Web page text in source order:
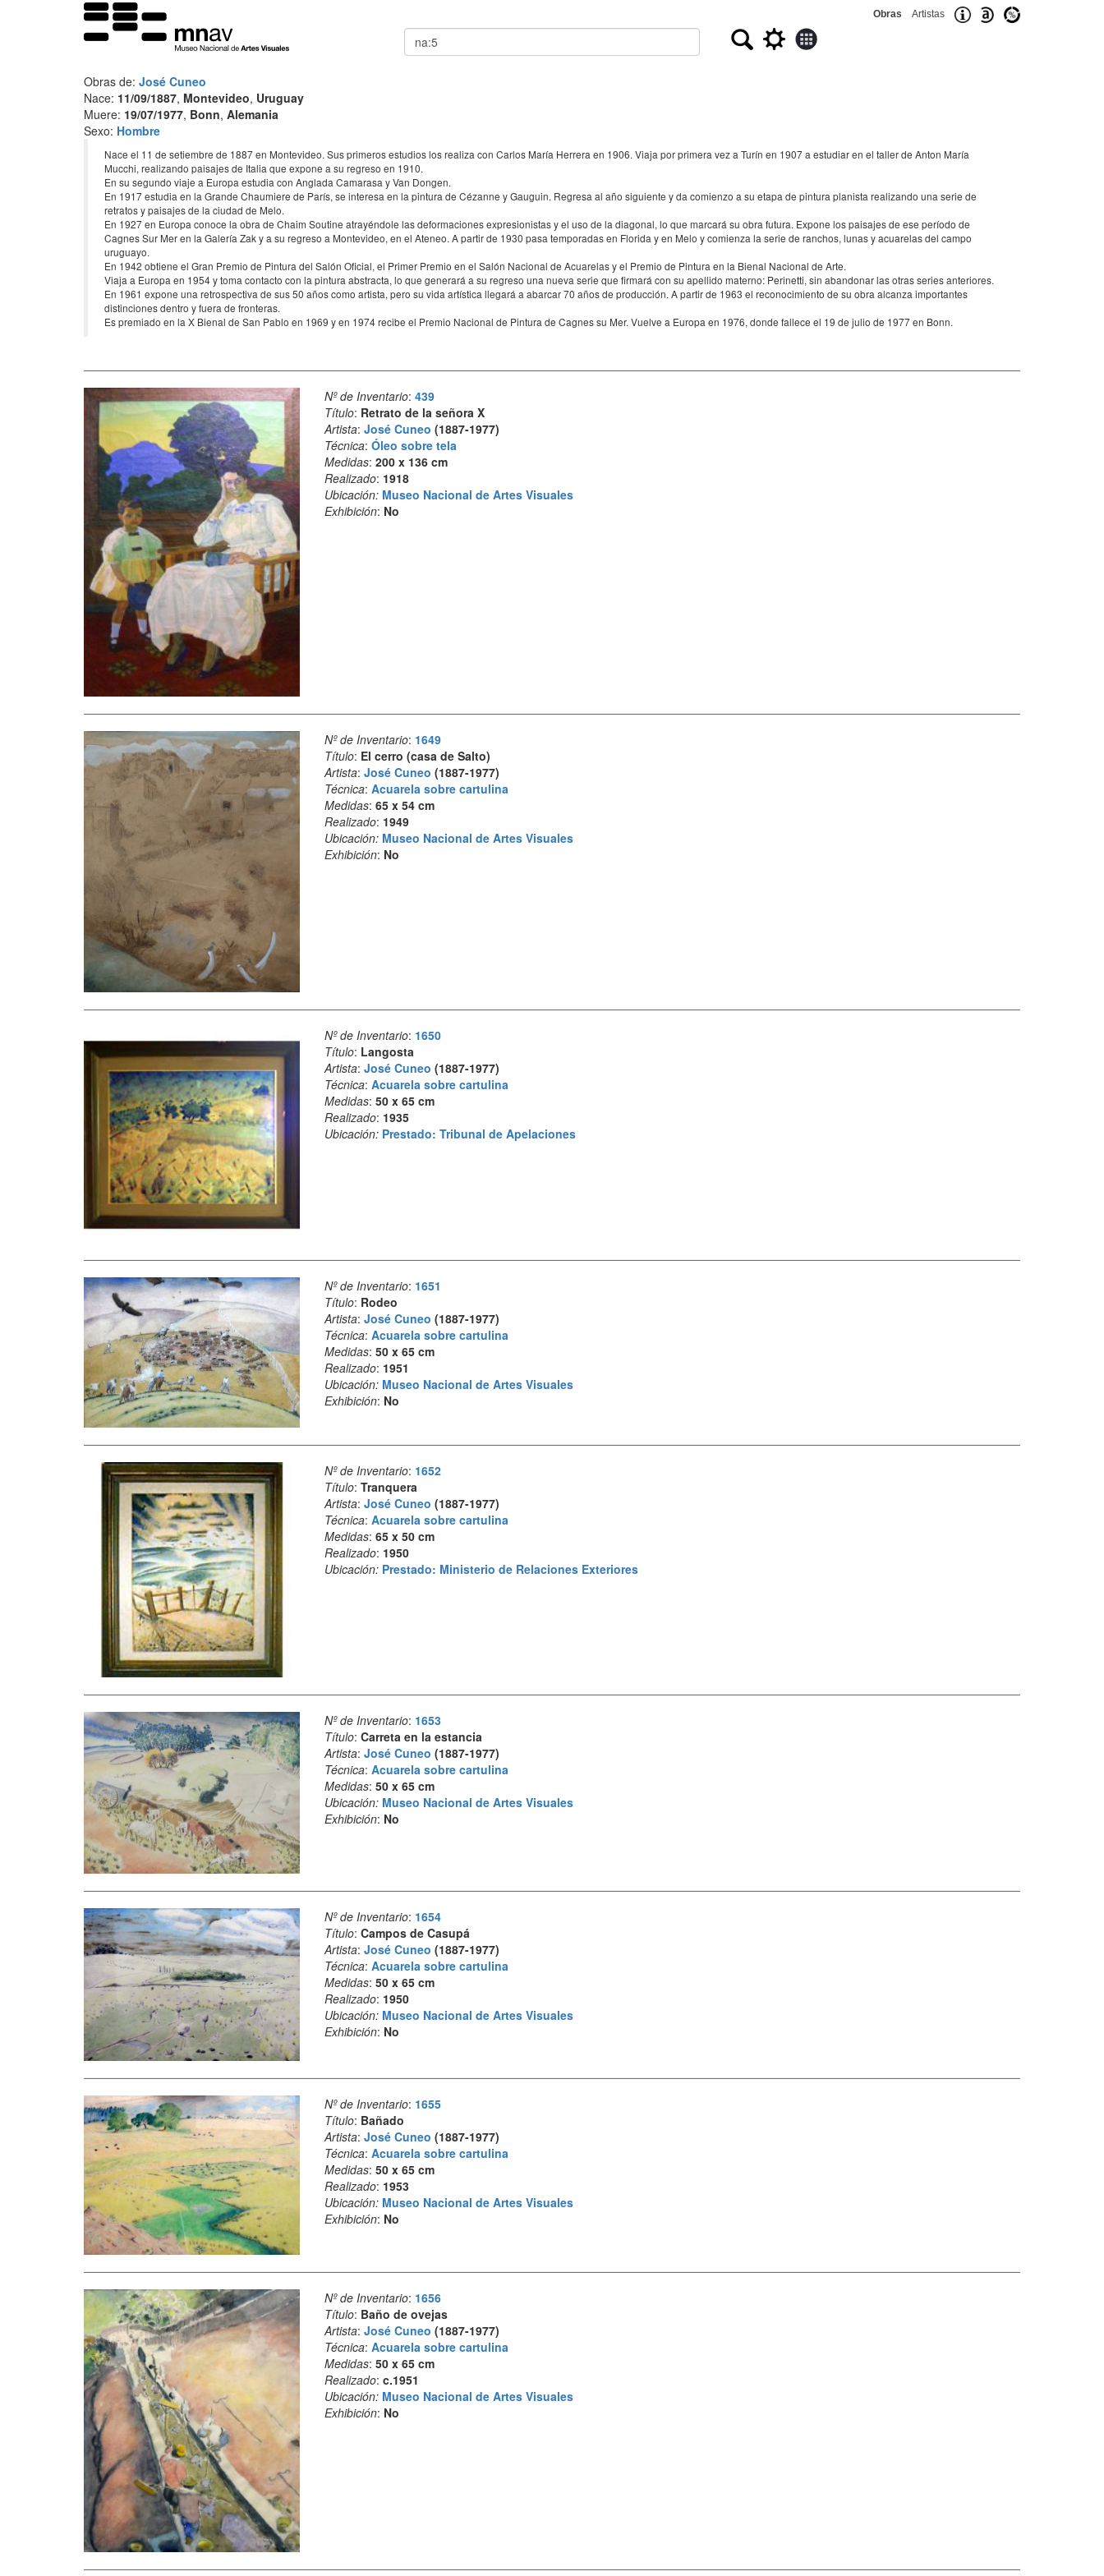
Obras Artistas
Buscar
Obras de: José Cuneo
Nace: 11/09/1887, Montevideo, Uruguay
Muere: 19/07/1977, Bonn, Alemania
Sexo: Hombre
Nace el 11 de setiembre de 1887 en Montevideo. Sus primeros estudios los realiza con Carlos María Herrera en 1906. Viaja por primera vez a Turín en 1907 a estudiar en el taller de Anton María
Mucchi, realizando paisajes de Italia que expone a su regreso en 1910.
En su segundo viaje a Europa estudia con Anglada Camarasa y Van Dongen.
En 1917 estudia en la Grande Chaumiere de París, se interesa en la pintura de Cézanne y Gauguin. Regresa al año siguiente y da comienzo a su etapa de pintura planista realizando una serie de
retratos y paisajes de la ciudad de Melo.
En 1927 en Europa conoce la obra de Chaim Soutine atrayéndole las deformaciones expresionistas y el uso de la diagonal, lo que marcará su obra futura. Expone los paisajes de ese período de
Cagnes Sur Mer en la Galería Zak y a su regreso a Montevideo, en el Ateneo. A partir de 1930 pasa temporadas en Florida y en Melo y comienza la serie de ranchos, lunas y acuarelas del campo
uruguayo.
En 1942 obtiene el Gran Premio de Pintura del Salón Oficial, el Primer Premio en el Salón Nacional de Acuarelas y el Premio de Pintura en la Bienal Nacional de Arte.
Viaja a Europa en 1954 y toma contacto con la pintura abstracta, lo que generará a su regreso una nueva serie que firmará con su apellido materno: Perinetti, sin abandonar las otras series anteriores.
En 1961 expone una retrospectiva de sus 50 años como artista, pero su vida artística llegará a abarcar 70 años de producción. A partir de 1963 el reconocimiento de su obra alcanza importantes
distinciones dentro y fuera de fronteras.
Es premiado en la X Bienal de San Pablo en 1969 y en 1974 recibe el Premio Nacional de Pintura de Cagnes su Mer. Vuelve a Europa en 1976, donde fallece el 19 de julio de 1977 en Bonn.
Nº de Inventario: 439
Título: Retrato de la señora X
Artista: José Cuneo (1887-1977)
Técnica: Óleo sobre tela
Medidas: 200 x 136 cm
Realizado: 1918
Ubicación: Museo Nacional de Artes Visuales
Exhibición: No
Nº de Inventario: 1649
Título: El cerro (casa de Salto)
Artista: José Cuneo (1887-1977)
Técnica: Acuarela sobre cartulina
Medidas: 65 x 54 cm
Realizado: 1949
Ubicación: Museo Nacional de Artes Visuales
Exhibición: No
Nº de Inventario: 1650
Título: Langosta
Artista: José Cuneo (1887-1977)
Técnica: Acuarela sobre cartulina
Medidas: 50 x 65 cm
Realizado: 1935
Ubicación: Prestado: Tribunal de Apelaciones
Nº de Inventario: 1651
Título: Rodeo
Artista: José Cuneo (1887-1977)
Técnica: Acuarela sobre cartulina
Medidas: 50 x 65 cm
Realizado: 1951
Ubicación: Museo Nacional de Artes Visuales
Exhibición: No
Nº de Inventario: 1652
Título: Tranquera
Artista: José Cuneo (1887-1977)
Técnica: Acuarela sobre cartulina
Medidas: 65 x 50 cm
Realizado: 1950
Ubicación: Prestado: Ministerio de Relaciones Exteriores
Nº de Inventario: 1653
Título: Carreta en la estancia
Artista: José Cuneo (1887-1977)
Técnica: Acuarela sobre cartulina
Medidas: 50 x 65 cm
Ubicación: Museo Nacional de Artes Visuales
Exhibición: No
Nº de Inventario: 1654
Título: Campos de Casupá
Artista: José Cuneo (1887-1977)
Técnica: Acuarela sobre cartulina
Medidas: 50 x 65 cm
Realizado: 1950
Ubicación: Museo Nacional de Artes Visuales
Exhibición: No
Nº de Inventario: 1655
Título: Bañado
Artista: José Cuneo (1887-1977)
Técnica: Acuarela sobre cartulina
Medidas: 50 x 65 cm
Realizado: 1953
Ubicación: Museo Nacional de Artes Visuales
Exhibición: No
Nº de Inventario: 1656
Título: Baño de ovejas
Artista: José Cuneo (1887-1977)
Técnica: Acuarela sobre cartulina
Medidas: 50 x 65 cm
Realizado: c.1951
Ubicación: Museo Nacional de Artes Visuales
Exhibición: No